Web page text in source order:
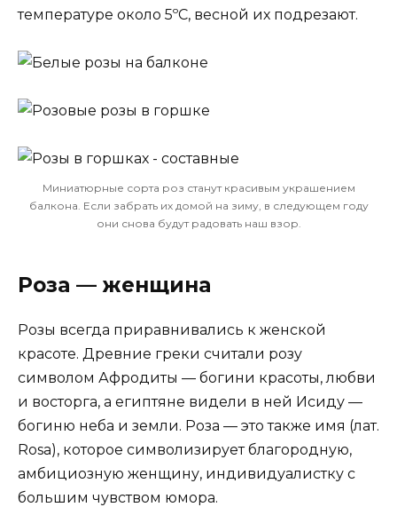
температуре около 5ºC, весной их подрезают.
Миниатюрные сорта роз станут красивым украшением
балкона. Если забрать их домой на зиму, в следующем году
они снова будут радовать наш взор.
Роза — женщина
Розы всегда приравнивались к женской
красоте. Древние греки считали розу
символом Афродиты — богини красоты, любви
и восторга, а египтяне видели в ней Исиду —
богиню неба и земли. Роза — это также имя (лат.
Rosa), которое символизирует благородную,
амбициозную женщину, индивидуалистку с
большим чувством юмора.